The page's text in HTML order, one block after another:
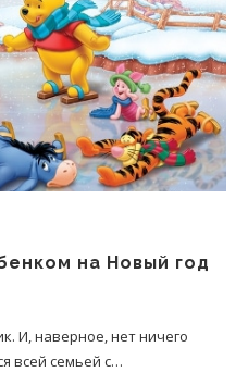
на Новый год
И, наверное, нет ничего
всей семьей с…